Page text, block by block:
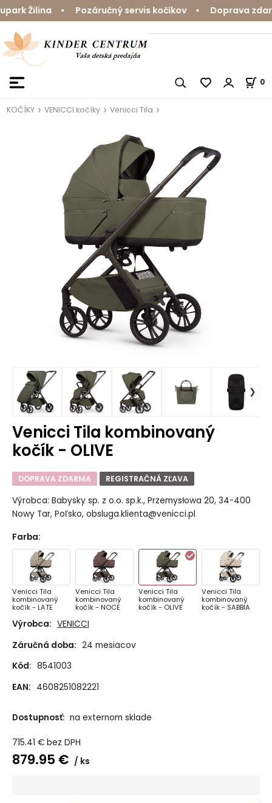
Žilina • Pozáručný servis kočíkov • Doprava
0
KOČÍKY VENICCI kočíky Venicci Tila
Venicci Tila kombinovaný
kočík - OLIVE
DOPRAVA ZDARMA REGISTRAČNÁ ZĽAVA
Výrobca: Babysky sp. z o.o. sp.k., Przemysłowa 20, 34-400
Nowy Tar, Poľsko, obsluga.klienta@venicci.pl
Farba:
Venicci Tila
kombinovaný
kočík - LATE
Venicci Tila
kombinovaný
kočík - NOCE
Venicci Tila
kombinovaný
kočík - OLIVE
Venicci Tila
kombinovaný
kočík - SABBIA
Výrobca: VENICCI
Záručná doba: 24 mesiacov
Kód: 8541003
EAN: 4608251082221
Dostupnosť: na externom sklade
715.41 € bez DPH
879.95 € ks